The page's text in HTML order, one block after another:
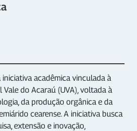
iniciativa acadêmica vinculada à
Vale do Acaraú (UVA), voltada à
da produção orgânica e da
cearense. A iniciativa busca
extensão e inovação,